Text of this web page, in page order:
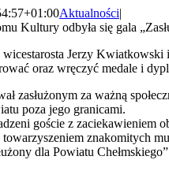
Aktualności|
Kultury odbyła się gala
wicestarosta Jerzy
oraz wręczyć medale i
zasłużonym za ważną
poza jego granicami.
goście z zaciekawieniem
znakomitych
dla Powiatu